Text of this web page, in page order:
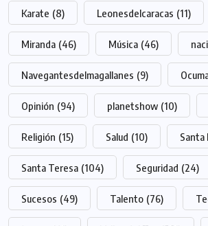
Karate (8) Leonesdelcaracas (11)
Miranda (46) Música (46)
Navegantesdelmagallanes (9)
Opinión (94) planetshow (10)
Religión (15) Salud (10) Santa
Santa Teresa (104) Seguridad (24)
Sucesos (49) Talento (76)